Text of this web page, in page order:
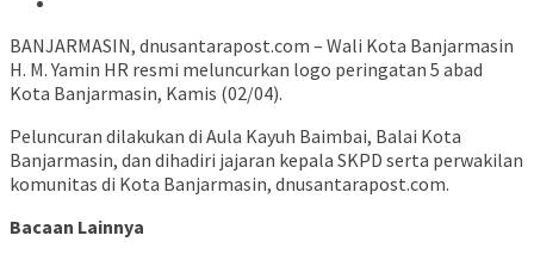
BANJARMASIN, dnusantarapost.com – Wali Kota Banjarmasin
H. M. Yamin HR resmi meluncurkan logo peringatan 5 abad
Kota Banjarmasin, Kamis (02/04).
Peluncuran dilakukan di Aula Kayuh Baimbai, Balai Kota
Banjarmasin, dan dihadiri jajaran kepala SKPD serta perwakilan
komunitas di Kota Banjarmasin, dnusantarapost.com.
Bacaan Lainnya